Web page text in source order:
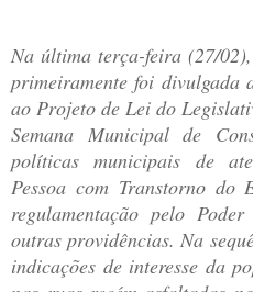
Na última terça-feira (27/
primeiramente foi divulgada
ao Projeto de Lei do
Semana Municipal de
políticas municipais de
Pessoa com Transtorno do
regulamentação pelo
outras providências. Na
indicações de interesse da